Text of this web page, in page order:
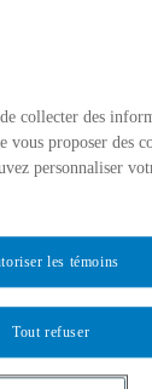
collecter des
proposer des
personnaliser
Tout refuser
les témoins